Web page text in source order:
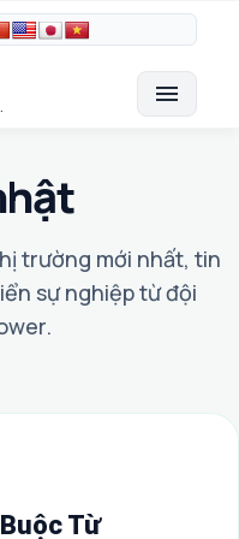
menu
trường mới nhất, tin
sự nghiệp từ đội
Từ